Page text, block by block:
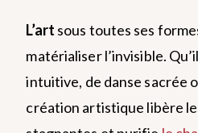
L’art sous toutes ses
matérialiser l’invisible.
intuitive, de danse sacrée
création artistique libère